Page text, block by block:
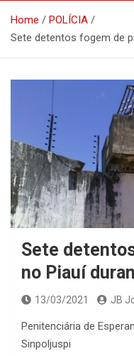
Home
POLÍCIA
Sete detentos fogem de
Sete
no Piauí
13/03/2021 JB
Penitenciária de
Sinpoljuspi